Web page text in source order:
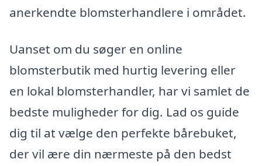
anerkendte blomsterhandlere i området.
Uanset om du søger en online
blomsterbutik med hurtig levering eller
en lokal blomsterhandler, har vi samlet de
bedste muligheder for dig. Lad os guide
dig til at vælge den perfekte bårebuket,
der vil ære din nærmeste på den bedst